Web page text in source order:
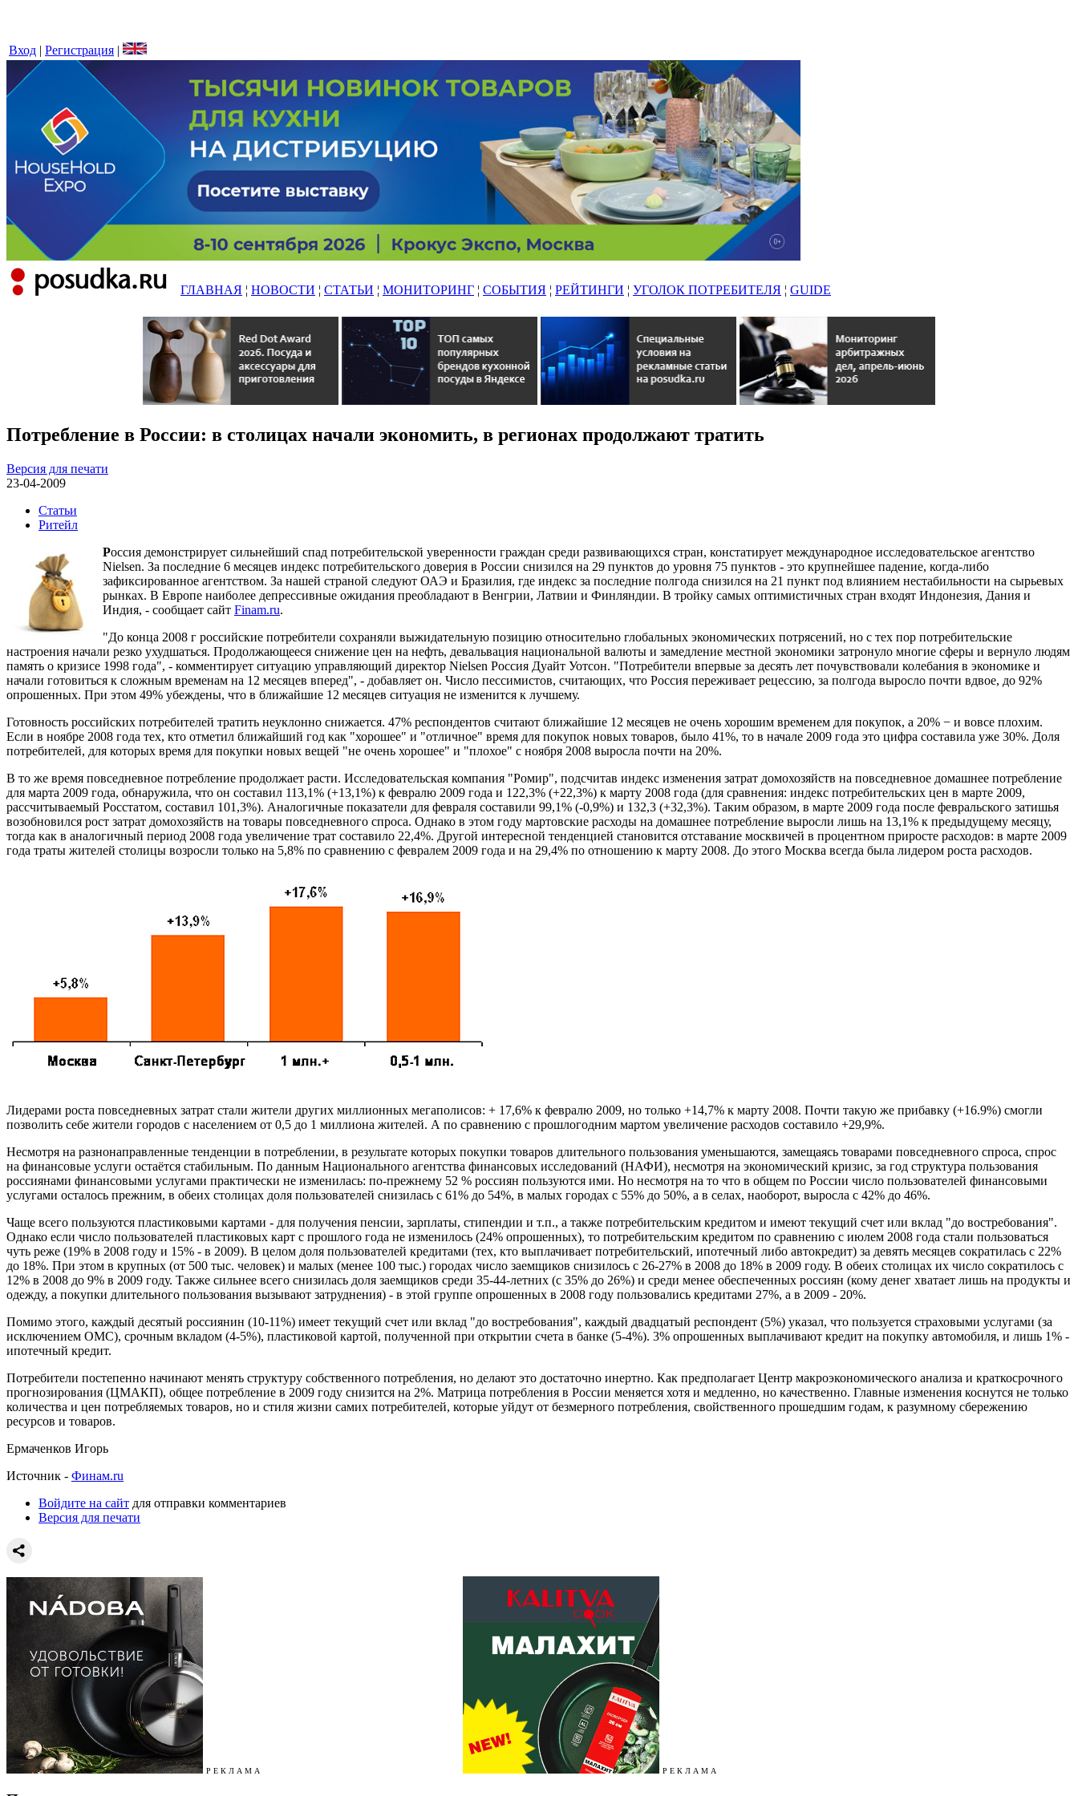
Вход | Регистрация |
ГЛАВНАЯ ¦ НОВОСТИ ¦ СТАТЬИ ¦ МОНИТОРИНГ ¦ СОБЫТИЯ ¦ РЕЙТИНГИ ¦ УГОЛОК ПОТРЕБИТЕЛЯ ¦ GUIDE
Потребление в России: в столицах начали экономить, в регионах продолжают тратить
Версия для печати
23-04-2009
Статьи
Ритейл
Россия демонстрирует сильнейший спад потребительской уверенности граждан среди развивающихся стран, констатирует международное исследовательское агентство
Nielsen. За последние 6 месяцев индекс потребительского доверия в России снизился на 29 пунктов до уровня 75 пунктов - это крупнейшее падение, когда-либо
зафиксированное агентством. За нашей страной следуют ОАЭ и Бразилия, где индекс за последние полгода снизился на 21 пункт под влиянием нестабильности на сырьевых
рынках. В Европе наиболее депрессивные ожидания преобладают в Венгрии, Латвии и Финляндии. В тройку самых оптимистичных стран входят Индонезия, Дания и
Индия, - сообщает сайт Finam.ru.
"До конца 2008 г российские потребители сохраняли выжидательную позицию относительно глобальных экономических потрясений, но с тех пор потребительские
настроения начали резко ухудшаться. Продолжающееся снижение цен на нефть, девальвация национальной валюты и замедление местной экономики затронуло многие сферы и вернуло людям
память о кризисе 1998 года", - комментирует ситуацию управляющий директор Nielsen Россия Дуайт Уотсон. "Потребители впервые за десять лет почувствовали колебания в экономике и
начали готовиться к сложным временам на 12 месяцев вперед", - добавляет он. Число пессимистов, считающих, что Россия переживает рецессию, за полгода выросло почти вдвое, до 92%
опрошенных. При этом 49% убеждены, что в ближайшие 12 месяцев ситуация не изменится к лучшему.
Готовность российских потребителей тратить неуклонно снижается. 47% респондентов считают ближайшие 12 месяцев не очень хорошим временем для покупок, а 20% − и вовсе плохим.
Если в ноябре 2008 года тех, кто отметил ближайший год как "хорошее" и "отличное" время для покупок новых товаров, было 41%, то в начале 2009 года это цифра составила уже 30%. Доля
потребителей, для которых время для покупки новых вещей "не очень хорошее" и "плохое" с ноября 2008 выросла почти на 20%.
В то же время повседневное потребление продолжает расти. Исследовательская компания "Ромир", подсчитав индекс изменения затрат домохозяйств на повседневное домашнее потребление
для марта 2009 года, обнаружила, что он составил 113,1% (+13,1%) к февралю 2009 года и 122,3% (+22,3%) к марту 2008 года (для сравнения: индекс потребительских цен в марте 2009,
рассчитываемый Росстатом, составил 101,3%). Аналогичные показатели для февраля составили 99,1% (-0,9%) и 132,3 (+32,3%). Таким образом, в марте 2009 года после февральского затишья
возобновился рост затрат домохозяйств на товары повседневного спроса. Однако в этом году мартовские расходы на домашнее потребление выросли лишь на 13,1% к предыдущему месяцу,
тогда как в аналогичный период 2008 года увеличение трат составило 22,4%. Другой интересной тенденцией становится отставание москвичей в процентном приросте расходов: в марте 2009
года траты жителей столицы возросли только на 5,8% по сравнению с февралем 2009 года и на 29,4% по отношению к марту 2008. До этого Москва всегда была лидером роста расходов.
Лидерами роста повседневных затрат стали жители других миллионных мегаполисов: + 17,6% к февралю 2009, но только +14,7% к марту 2008. Почти такую же прибавку (+16.9%) смогли
позволить себе жители городов с населением от 0,5 до 1 миллиона жителей. А по сравнению с прошлогодним мартом увеличение расходов составило +29,9%.
Несмотря на разнонаправленные тенденции в потреблении, в результате которых покупки товаров длительного пользования уменьшаются, замещаясь товарами повседневного спроса, спрос
на финансовые услуги остаётся стабильным. По данным Национального агентства финансовых исследований (НАФИ), несмотря на экономический кризис, за год структура пользования
россиянами финансовыми услугами практически не изменилась: по-прежнему 52 % россиян пользуются ими. Но несмотря на то что в общем по России число пользователей финансовыми
услугами осталось прежним, в обеих столицах доля пользователей снизилась с 61% до 54%, в малых городах с 55% до 50%, а в селах, наоборот, выросла с 42% до 46%.
Чаще всего пользуются пластиковыми картами - для получения пенсии, зарплаты, стипендии и т.п., а также потребительским кредитом и имеют текущий счет или вклад "до востребования".
Однако если число пользователей пластиковых карт с прошлого года не изменилось (24% опрошенных), то потребительским кредитом по сравнению с июлем 2008 года стали пользоваться
чуть реже (19% в 2008 году и 15% - в 2009). В целом доля пользователей кредитами (тех, кто выплачивает потребительский, ипотечный либо автокредит) за девять месяцев сократилась с 22%
до 18%. При этом в крупных (от 500 тыс. человек) и малых (менее 100 тыс.) городах число заемщиков снизилось с 26-27% в 2008 до 18% в 2009 году. В обеих столицах их число сократилось с
12% в 2008 до 9% в 2009 году. Также сильнее всего снизилась доля заемщиков среди 35-44-летних (с 35% до 26%) и среди менее обеспеченных россиян (кому денег хватает лишь на продукты и
одежду, а покупки длительного пользования вызывают затруднения) - в этой группе опрошенных в 2008 году пользовались кредитами 27%, а в 2009 - 20%.
Помимо этого, каждый десятый россиянин (10-11%) имеет текущий счет или вклад "до востребования", каждый двадцатый респондент (5%) указал, что пользуется страховыми услугами (за
исключением ОМС), срочным вкладом (4-5%), пластиковой картой, полученной при открытии счета в банке (5-4%). 3% опрошенных выплачивают кредит на покупку автомобиля, и лишь 1% -
ипотечный кредит.
Потребители постепенно начинают менять структуру собственного потребления, но делают это достаточно инертно. Как предполагает Центр макроэкономического анализа и краткосрочного
прогнозирования (ЦМАКП), общее потребление в 2009 году снизится на 2%. Матрица потребления в России меняется хотя и медленно, но качественно. Главные изменения коснутся не только
количества и цен потребляемых товаров, но и стиля жизни самих потребителей, которые уйдут от безмерного потребления, свойственного прошедшим годам, к разумному сбережению
ресурсов и товаров.
Ермаченков Игорь
Источник - Финам.ru
Войдите на сайт для отправки комментариев
Версия для печати
Р Е К Л А М А Р Е К Л А М А